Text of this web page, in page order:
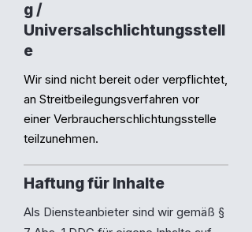
g /
Universalschlichtungsstell
e
Wir sind nicht bereit oder verpflichtet,
an Streitbeilegungsverfahren vor
einer Verbraucherschlichtungsstelle
teilzunehmen.
Haftung für Inhalte
Als Diensteanbieter sind wir gemäß §